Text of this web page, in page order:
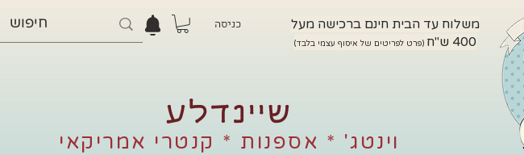
כניסה
משלוח עד הבית חינם ברכישה מעל
400 ש"ח
(פרט לפריטים של איסוף עצמי בלבד)
שיינדלע
וינטג' * אספנות * קנטרי אמריקאי